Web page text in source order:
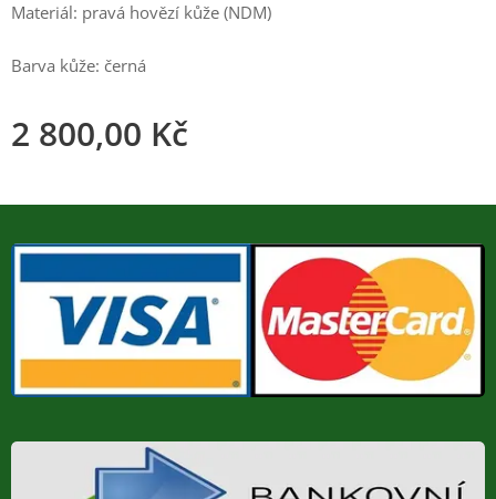
Materiál: pravá hovězí kůže (NDM)
Barva kůže: černá
2 800,00 Kč